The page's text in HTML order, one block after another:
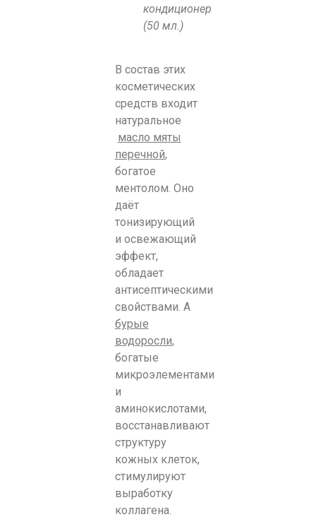
кондиционер
(50 мл.)
В состав этих
косметических
средств входит
натуральное
масло мяты
перечной,
богатое
ментолом. Оно
даёт
тонизирующий
и освежающий
эффект,
обладает
антисептическими
свойствами. А
бурые
водоросли,
богатые
микроэлементами
и
аминокислотами,
восстанавливают
структуру
кожных клеток,
стимулируют
выработку
коллагена.